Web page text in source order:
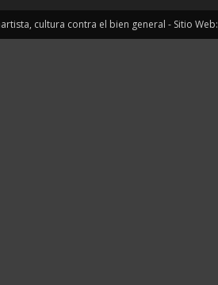
cultura contra el bien general - Sitio Web: